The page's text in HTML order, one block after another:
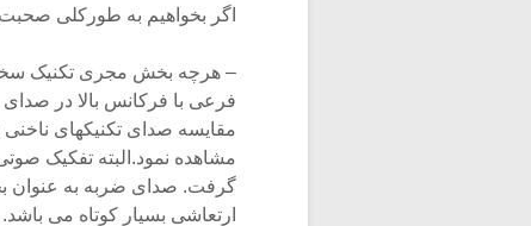
اگر بخواهیم به طورکلی
– هرچه بخش مجری تکنیک
فرعی با فرکانس بالا در
مقایسه صدای تکنیکهای
مشاهده نمود.البته تفکیک
گرفت. صدای ضربه به عنوان
ارتعاشی بسیار کوتاه می باشد.